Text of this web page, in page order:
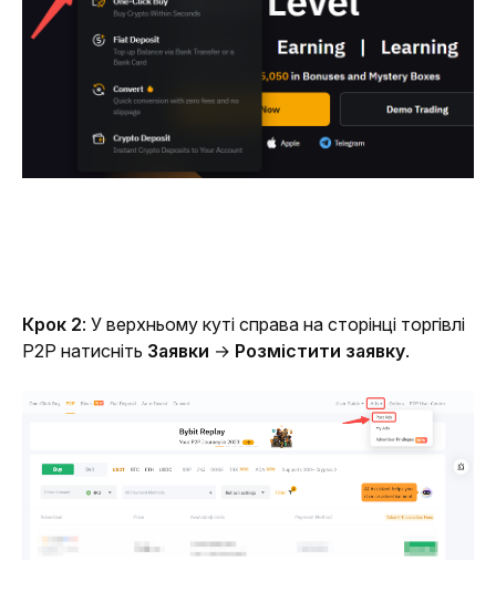
Крок 2: У верхньому куті справа на сторінці торгівлі
P2P натисніть Заявки → Розмістити заявку.